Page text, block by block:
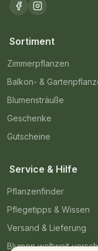
Sortiment
Zimmerpflanzen
Balkon- &
Blumensträuße
Geschenke
Gutscheine
Service & Hilfe
Pflanzenfinder
Pflegetipps & Wissen
Versand & Lieferung
Blumen weltweit